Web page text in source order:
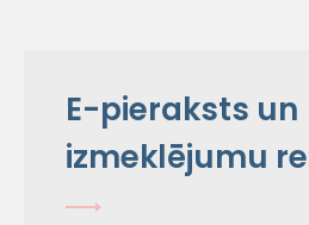
E-pieraksts un
izmeklējumu